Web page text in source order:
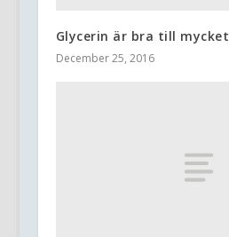
Glycerin är bra till mycket
December 25, 2016